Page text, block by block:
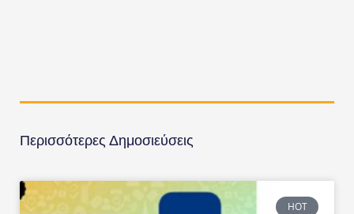
Περισσότερες Δημοσιεύσεις
HOT